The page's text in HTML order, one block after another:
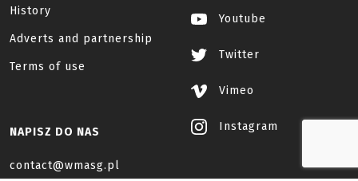
History
Adverts and partnership
Terms of use
Youtube
Twitter
Vimeo
Instagram
NAPISZ DO NAS
contact@wmasg.pl